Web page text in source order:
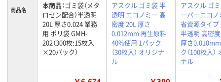
商品名 本商品：ゴミ袋（メタ
ロセン配合）半透明
20L 厚さ0.024 業務
用 ポリ袋 GMH-
202（300枚:15枚入
×20パック）
アスクル ゴミ袋 半
透明 エコノミー 高
密度 20L 厚さ
0.012mm 再生原料
40%使用 1パック
（30枚入） オリジナ
ル
アスクル ゴ
ーパーエコノ
省資源タイプ
半透明 高密
厚さ
ク（100枚入）
ナル